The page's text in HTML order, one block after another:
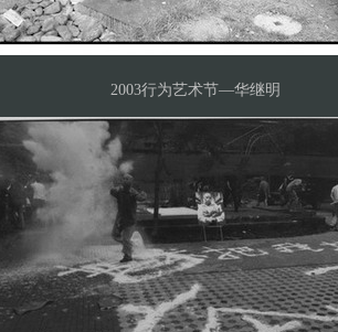
2003行为艺术节—华继明